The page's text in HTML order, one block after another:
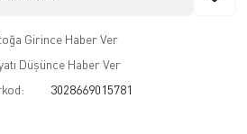
Girince Haber Ver
Düşünce Haber Ver
3028669015781